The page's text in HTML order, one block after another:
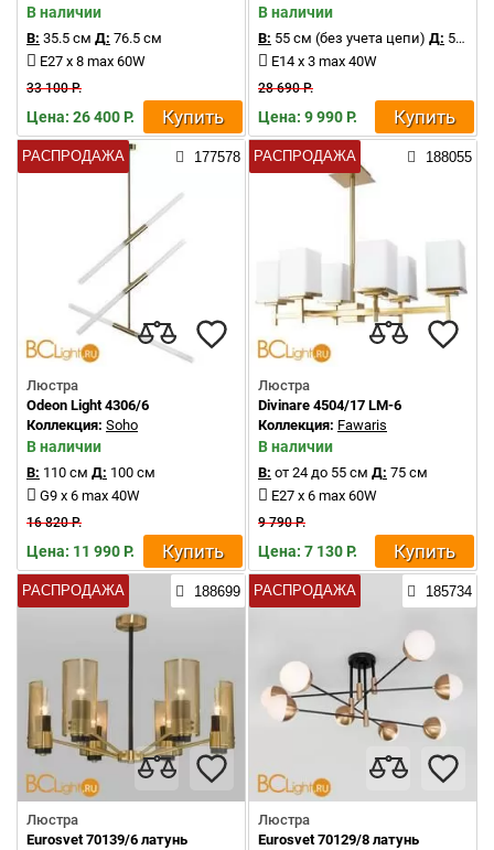
В наличии
В: 35.5 см Д: 76.5 см
E27 x 8 max 60W
33 100 Р.
Цена: 26 400 Р. Купить
В наличии
В: 55 см (без учета цепи) Д: 54 см
E14 x 3 max 40W
28 690 Р.
Цена: 9 990 Р. Купить
РАСПРОДАЖА 177578
Люстра
Odeon Light 4306/6
Коллекция: Soho
В наличии
В: 110 см Д: 100 см
G9 x 6 max 40W
16 820 Р.
Цена: 11 990 Р. Купить
РАСПРОДАЖА 188055
Люстра
Divinare 4504/17 LM-6
Коллекция: Fawaris
В наличии
В: от 24 до 55 см Д: 75 см
E27 x 6 max 60W
9 790 Р.
Цена: 7 130 Р. Купить
РАСПРОДАЖА 188699
Люстра
Eurosvet 70139/6 латунь
РАСПРОДАЖА 185734
Люстра
Eurosvet 70129/8 латунь